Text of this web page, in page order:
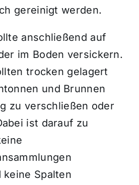
gereinigt werden.
anschließend auf
im Boden versickern.
trocken gelagert
und Brunnen
zu verschließen oder
ist darauf zu
Spalten